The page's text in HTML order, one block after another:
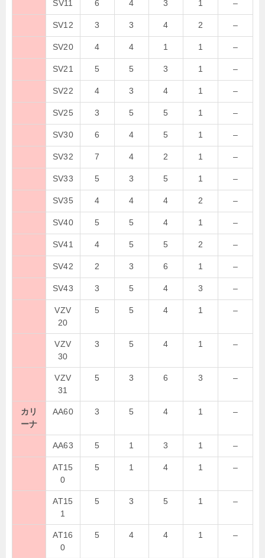
SV11 6 4 3 1 –
SV12 3 3 4 2 –
SV20 4 4 1 1 –
SV21 5 5 3 1 –
SV22 4 3 4 1 –
SV25 3 5 5 1 –
SV30 6 4 5 1 –
SV32 7 4 2 1 –
SV33 5 3 5 1 –
SV35 4 4 4 2 –
SV40 5 5 4 1 –
SV41 4 5 5 2 –
SV42 2 3 6 1 –
SV43 3 5 4 3 –
VZV
20
5 5 4 1 –
VZV
30
3 5 4 1 –
VZV
31
5 3 6 3 –
カリ
ーナ
AA60 3 5 4 1 –
AA63 5 1 3 1 –
AT15
0
5 1 4 1 –
AT15
1
5 3 5 1 –
AT16
0
5 4 4 1 –